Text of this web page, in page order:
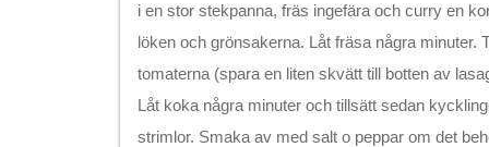
i en stor stekpanna, fräs ingefära och curry en
löken och grönsakerna. Låt fräsa några minuter.
tomaterna (spara en liten skvätt till botten av
Låt koka några minuter och tillsätt sedan
strimlor. Smaka av med salt o peppar om det